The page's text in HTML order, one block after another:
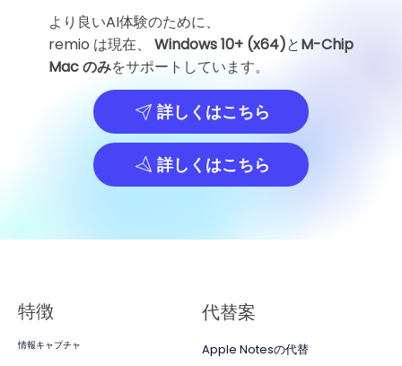
より良いAI体験のために、
remio は現在、 Windows 10+ (x64)とM-Chip
Mac のみをサポートしています。
詳しくはこちら
詳しくはこちら
特徴
情報キャプチャ
代替案
Apple Notesの代替